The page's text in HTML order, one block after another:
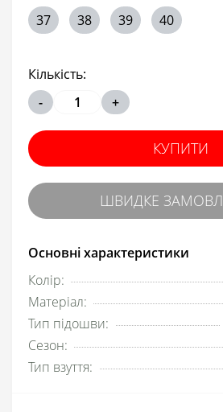
Основні характеристики
Колір:
Матеріал:
Тип підошви:
Сезон:
Тип взуття:
37 38 39 40
Кількість:
-
+
КУПИТИ
ШВИДКЕ